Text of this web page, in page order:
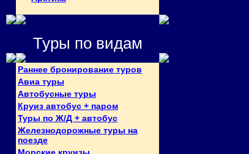
Туры по видам
Раннее бронирование туров
Авиа туры
Автобусные туры
Круиз автобус + паром
Туры по Ж/Д + автобус
Железнодорожные туры на
поезде